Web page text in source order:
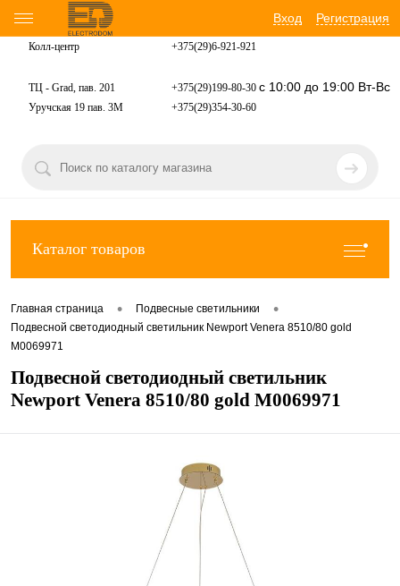
Вход Регистрация
Колл-центр +375(29)6-921-921
ТЦ - Grad, пав. 201 +375(29)199-80-30 с 10:00 до 19:00 Вт-Вс
Уручская 19 пав. 3М +375(29)354-30-60
Каталог товаров
Главная страница • Подвесные светильники •
Подвесной светодиодный светильник Newport Venera 8510/80 gold
М0069971
Подвесной светодиодный светильник
Newport Venera 8510/80 gold М0069971